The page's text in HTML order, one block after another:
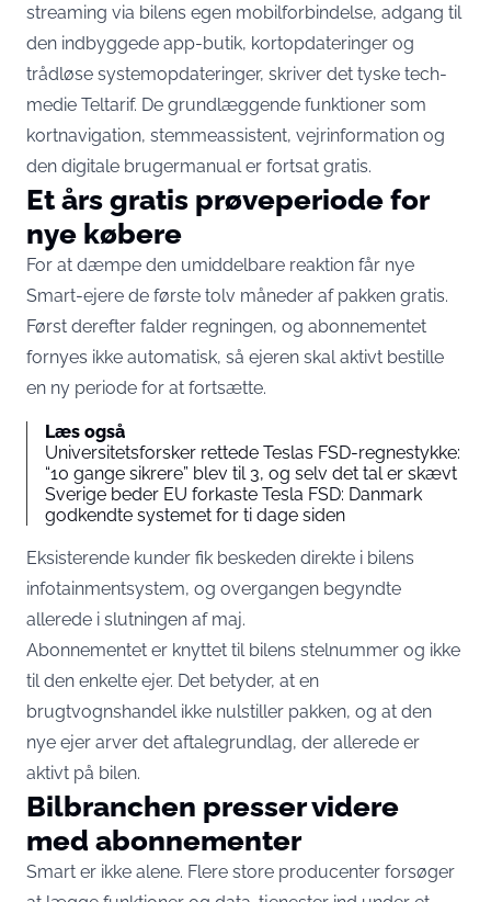
streaming via bilens egen mobilforbindelse, adgang til
den indbyggede app-butik, kortopdateringer og
trådløse systemopdateringer, skriver det tyske tech-
medie Teltarif. De grundlæggende funktioner som
kortnavigation, stemmeassistent, vejrinformation og
den digitale brugermanual er fortsat gratis.
Et års gratis prøveperiode for
nye købere
For at dæmpe den umiddelbare reaktion får nye
Smart-ejere de første tolv måneder af pakken gratis.
Først derefter falder regningen, og abonnementet
fornyes ikke automatisk, så ejeren skal aktivt bestille
en ny periode for at fortsætte.
Læs også
Universitetsforsker rettede Teslas FSD-regnestykke:
“10 gange sikrere” blev til 3, og selv det tal er skævt
Sverige beder EU forkaste Tesla FSD: Danmark
godkendte systemet for ti dage siden
Eksisterende kunder fik beskeden direkte i bilens
infotainmentsystem, og overgangen begyndte
allerede i slutningen af maj.
Abonnementet er knyttet til bilens stelnummer og ikke
til den enkelte ejer. Det betyder, at en
brugtvognshandel ikke nulstiller pakken, og at den
nye ejer arver det aftalegrundlag, der allerede er
aktivt på bilen.
Bilbranchen presser videre
med abonnementer
Smart er ikke alene. Flere store producenter forsøger